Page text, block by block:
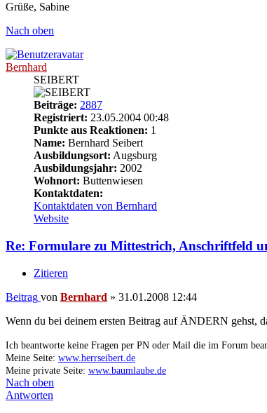
Grüße, Sabine
Nach oben
Bernhard
SEIBERT
Beiträge: 2887
Registriert: 23.05.2004 00:48
Punkte aus Reaktionen: 1
Name: Bernhard Seibert
Ausbildungsort: Augsburg
Ausbildungsjahr: 2002
Wohnort: Buttenwiesen
Kontaktdaten:
Kontaktdaten von Bernhard
Website
Re: Formulare zu Mittestrich, Anschriftfeld
Zitieren
Beitrag von Bernhard » 31.01.2008 12:44
Wenn du bei deinem ersten Beitrag auf ÄNDERN gehst,
Ich beantworte keine Fragen per PN oder Mail die im Forum
Meine Seite: www.herrseibert.de
Meine private Seite: www.baumlaube.de
Nach oben
Antworten